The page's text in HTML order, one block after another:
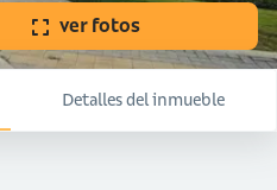
ver fotos
Detalles del inmueble